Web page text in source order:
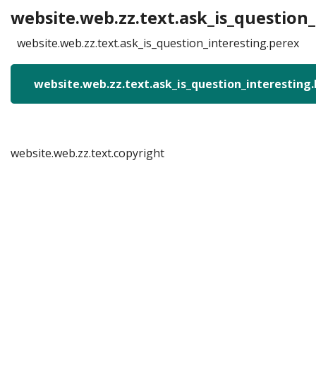
website.web.zz.text.ask_is_question_interesting.perex
website.web.zz.text.copyright